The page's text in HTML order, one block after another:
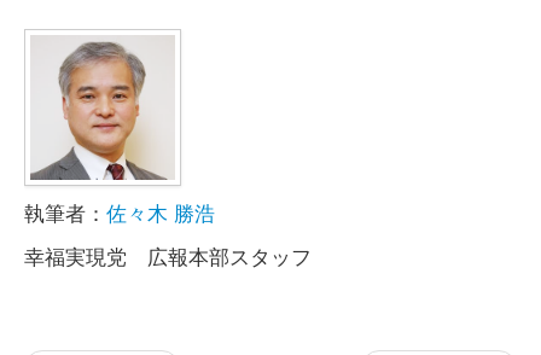
執筆者： 佐々木 勝浩
幸福実現党 広報本部スタッフ